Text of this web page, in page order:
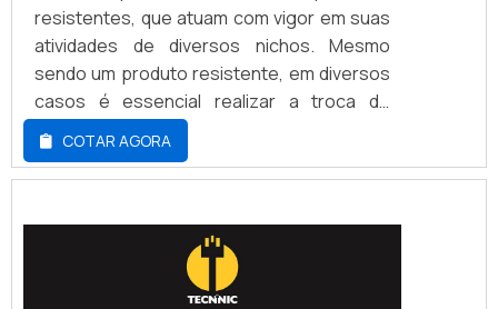
resistentes, que atuam com vigor em suas
atividades de diversos nichos. Mesmo
sendo um produto resistente, em diversos
casos é essencial realizar a troca de
peças, sejam elas de uso interno ou
externo, com isso é melhor buscar por um
fornecedor de peças paletrans de
para este serviço, é possível destacar:
Roda direcional; Mola de pistão; Kit de
reparos; Rolamento d...
COTAR AGORA